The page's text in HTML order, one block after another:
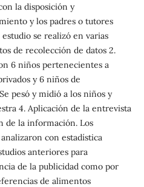
la disposición y
y los padres o tutores
se realizó en varias
de recolección de datos 2.
6 niños pertenecientes a
y 6 niños de
pesó y midió a los niños y
4. Aplicación de la entrevista
de la información. Los
con estadística
anteriores para
de la publicidad como por
de alimentos